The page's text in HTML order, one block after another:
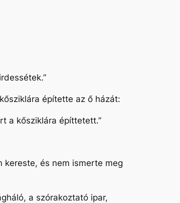
építette az ő házát:
a kősziklára építtetett.”
kereste, és nem ismerte meg
a szórakoztató ipar,